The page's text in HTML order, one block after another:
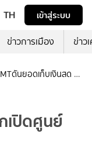
TH
เข้าสู่ระบบ
ข่าวการเมือง ข่าว
ดันยอดเก็บเงินสด รุก
เปิดศูนย์